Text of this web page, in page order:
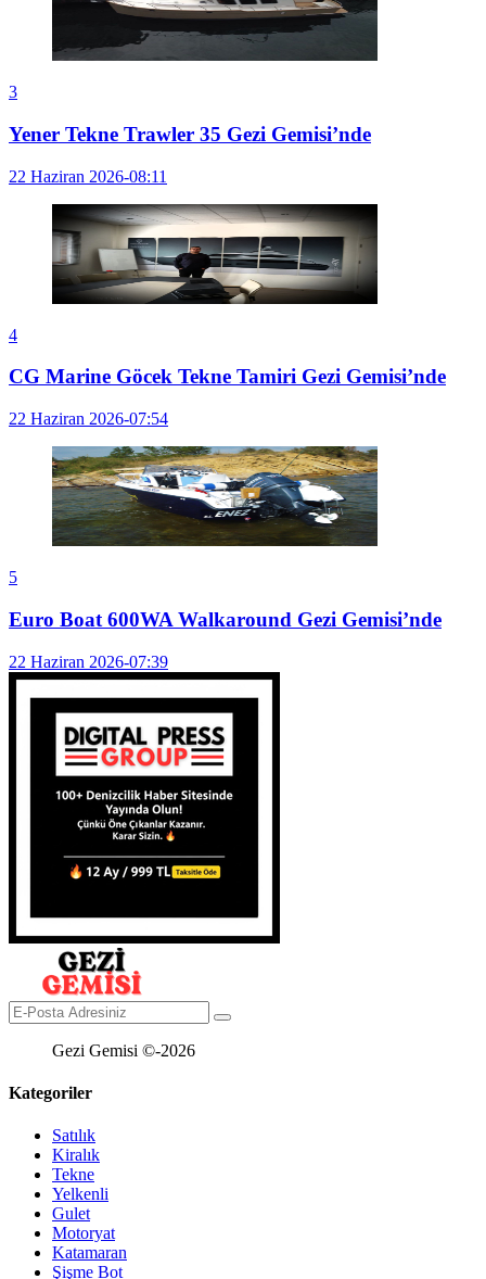
3
Yener Tekne Trawler 35 Gezi Gemisi’nde
22 Haziran 2026-08:11
4
CG Marine Göcek Tekne Tamiri Gezi Gemisi’nde
22 Haziran 2026-07:54
5
Euro Boat 600WA Walkaround Gezi Gemisi’nde
22 Haziran 2026-07:39
Gezi Gemisi ©-2026
Kategoriler
Satılık
Kiralık
Tekne
Yelkenli
Gulet
Motoryat
Katamaran
Şişme Bot